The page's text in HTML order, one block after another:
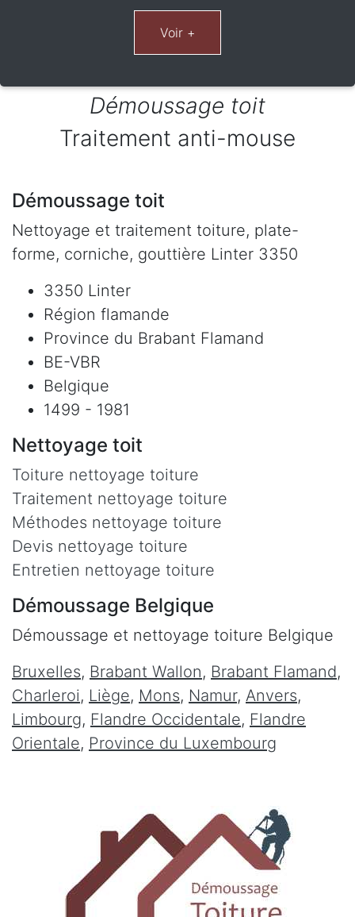
Démoussage toit
Traitement anti-mouse
Démoussage toit
Nettoyage et traitement toiture, plate-
forme, corniche, gouttière Linter 3350
3350 Linter
Région flamande
Province du Brabant Flamand
BE-VBR
Belgique
1499 - 1981
Nettoyage toit
Toiture nettoyage toiture
Traitement nettoyage toiture
Méthodes nettoyage toiture
Devis nettoyage toiture
Entretien nettoyage toiture
Démoussage Belgique
Démoussage et nettoyage toiture Belgique
Bruxelles, Brabant Wallon, Brabant Flamand,
Charleroi, Liège, Mons, Namur, Anvers,
Limbourg, Flandre Occidentale, Flandre
Orientale, Province du Luxembourg